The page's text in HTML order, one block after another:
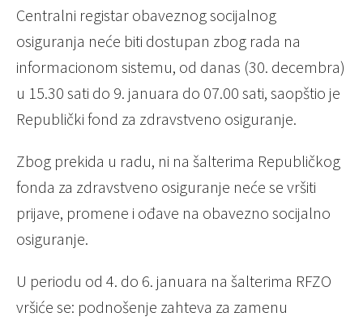
Centralni registar obaveznog socijalnog
osiguranja neće biti dostupan zbog rada na
informacionom sistemu, od danas (30. decembra)
u 15.30 sati do 9. januara do 07.00 sati, saopštio je
Republički fond za zdravstveno osiguranje.
Zbog prekida u radu, ni na šalterima Republičkog
fonda za zdravstveno osiguranje neće se vršiti
prijave, promene i ođave na obavezno socijalno
osiguranje.
U periodu od 4. do 6. januara na šalterima RFZO
vršiće se: podnošenje zahteva za zamenu